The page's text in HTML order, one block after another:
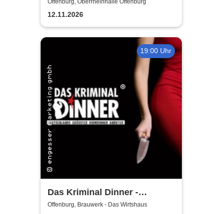
Comedy
Offenburg, Oberrheinhalle Offenburg
12.11.2026
19:00 Uhr
Das Kriminal Dinner -
Testament à la Carte
Offenburg, Brauwerk - Das Wirtshaus